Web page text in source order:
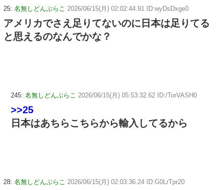
25: 名無しどんぶらこ 2026/06/15(月) 02:02:44.91 ID:wyDsDxge0
アメリカでさえ足りてないのに日本は足りてる
と思えるのなんでかな？
245: 名無しどんぶらこ 2026/06/15(月) 05:53:32.62 ID:/TorVASH0
>>25
日本はあちらこちらから輸入してるから
28: 名無しどんぶらこ 2026/06/15(月) 02:03:36.24 ID:G0LrTpr20